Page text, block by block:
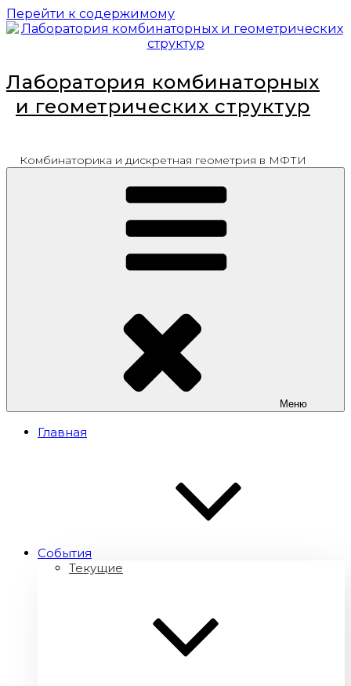
Перейти к содержимому
Лаборатория комбинаторных
и геометрических структур
Комбинаторика и дискретная геометрия в МФТИ
Меню
Главная
Cобытия
Текущие